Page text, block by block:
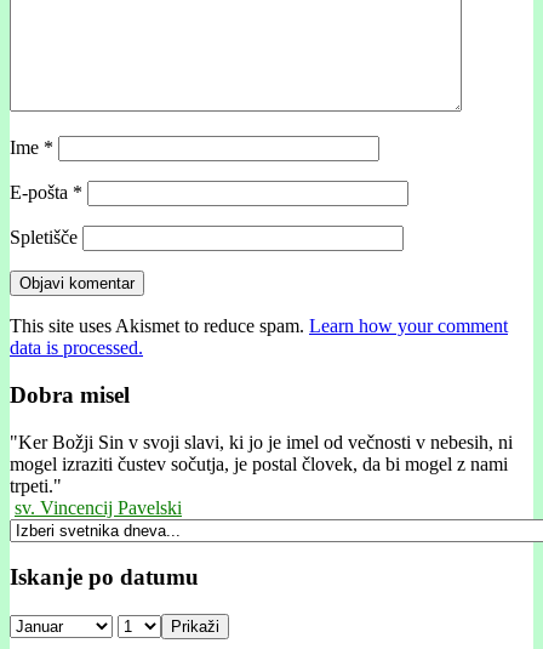
Ime *
E-pošta *
Spletišče
This site uses Akismet to reduce spam. Learn how your comment
data is processed.
Dobra misel
"Ker Božji Sin v svoji slavi, ki jo je imel od večnosti v nebesih, ni
mogel izraziti čustev sočutja, je postal človek, da bi mogel z nami
trpeti."
sv. Vincencij Pavelski
Iskanje po datumu
Prikaži